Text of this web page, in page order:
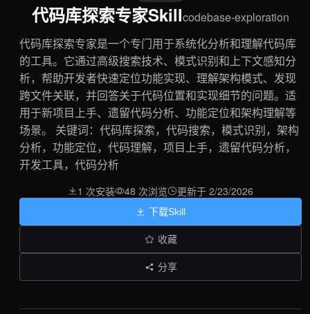
代码库探索专家Skillcodebase-exploration
代码库探索专家是一个专门用于系统化分析和理解代码库
的工具。它通过高级搜索技术、模式识别和上下文感知分
析，帮助开发者快速定位功能实现、理解架构模式、发现
跨文件关联，并回答关于代码位置和实现细节的问题。适
用于新项目上手、遗留代码分析、功能定位和架构理解等
场景。 关键词：代码库探索，代码搜索，模式识别，架构
分析，功能定位，代码理解，项目上手，遗留代码分析，
开发工具，代码分析
1 次安装 48 次浏览 更新于 2/23/2026
下载Skill
收藏
分享